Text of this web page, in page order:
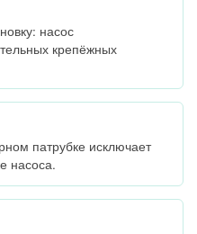
насос
крепёжных
патрубке исключает
насоса.